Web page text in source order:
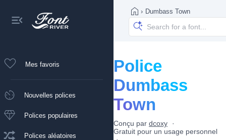
Mes favoris
Nouvelles polices
Polices populaires
Polices aléatoires
› Dumbass Town
Police
Dumbass
Town
Conçu par dcoxy
Gratuit pour un usage personnel